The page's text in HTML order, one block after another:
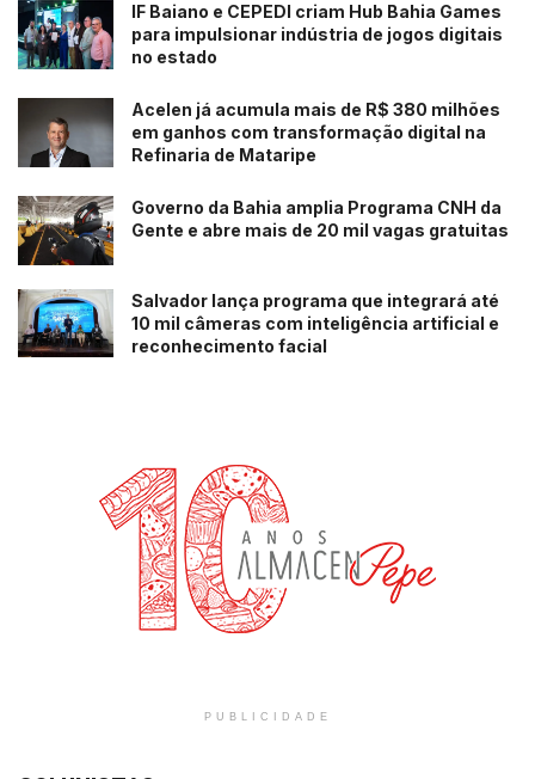
IF Baiano e CEPEDI criam Hub Bahia Games
para impulsionar indústria de jogos digitais
no estado
Acelen já acumula mais de R$ 380 milhões
em ganhos com transformação digital na
Refinaria de Mataripe
Governo da Bahia amplia Programa CNH da
Gente e abre mais de 20 mil vagas gratuitas
Salvador lança programa que integrará até
10 mil câmeras com inteligência artificial e
reconhecimento facial
PUBLICIDADE